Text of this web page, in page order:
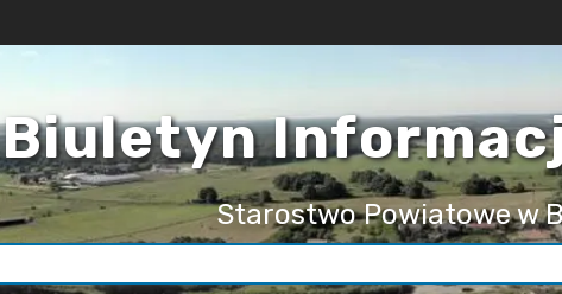
Biuletyn
Starostwo Powiatowe w